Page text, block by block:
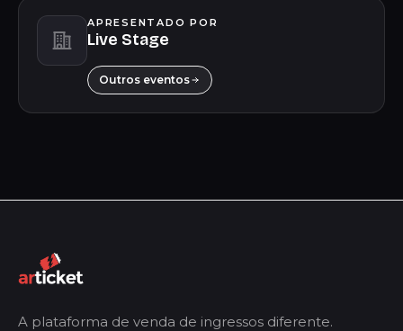
APRESENTADO POR
Live Stage
Outros eventos
A plataforma de venda de ingressos diferente.